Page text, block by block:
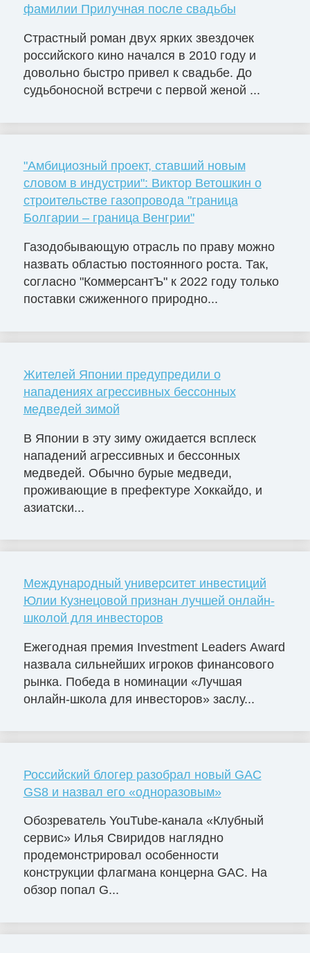
фамилии Прилучная после свадьбы
Страстный роман двух ярких звездочек
российского кино начался в 2010 году и
довольно быстро привел к свадьбе. До
судьбоносной встречи с первой женой ...
"Амбициозный проект, ставший новым
словом в индустрии": Виктор Ветошкин о
строительстве газопровода "граница
Болгарии – граница Венгрии"
Газодобывающую отрасль по праву можно
назвать областью постоянного роста. Так,
согласно "КоммерсантЪ" к 2022 году только
поставки сжиженного природно...
Жителей Японии предупредили о
нападениях агрессивных бессонных
медведей зимой
В Японии в эту зиму ожидается всплеск
нападений агрессивных и бессонных
медведей. Обычно бурые медведи,
проживающие в префектуре Хоккайдо, и
азиатски...
Международный университет инвестиций
Юлии Кузнецовой признан лучшей онлайн-
школой для инвесторов
Ежегодная премия Investment Leaders Award
назвала сильнейших игроков финансового
рынка. Победа в номинации «Лучшая
онлайн-школа для инвесторов» заслу...
Российский блогер разобрал новый GAC
GS8 и назвал его «одноразовым»
Обозреватель YouTube-канала «Клубный
сервис» Илья Свиридов наглядно
продемонстрировал особенности
конструкции флагмана концерна GAC. На
обзор попал G...